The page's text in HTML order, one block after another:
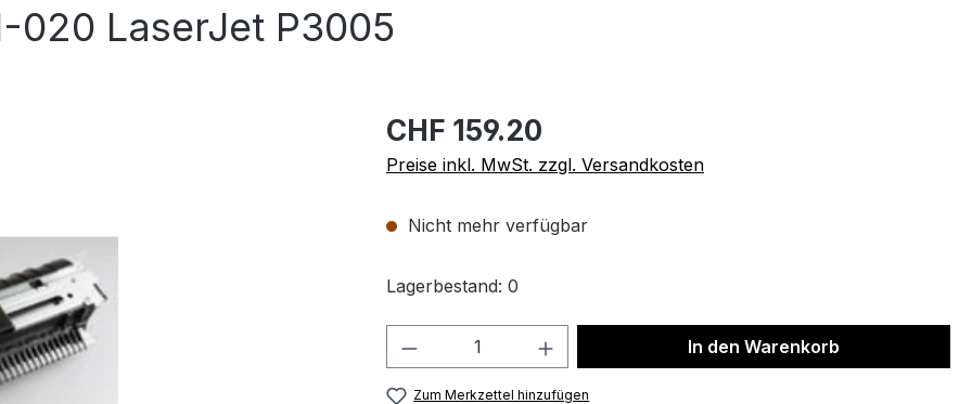
020 LaserJet P3005
CHF 159.20
Preise inkl. MwSt. zzgl. Versandkosten
Nicht mehr verfügbar
Lagerbestand: 0
Produkt Anzahl: Gib den gewünschten Wert
In den Warenkorb
Zum Merkzettel hinzufügen